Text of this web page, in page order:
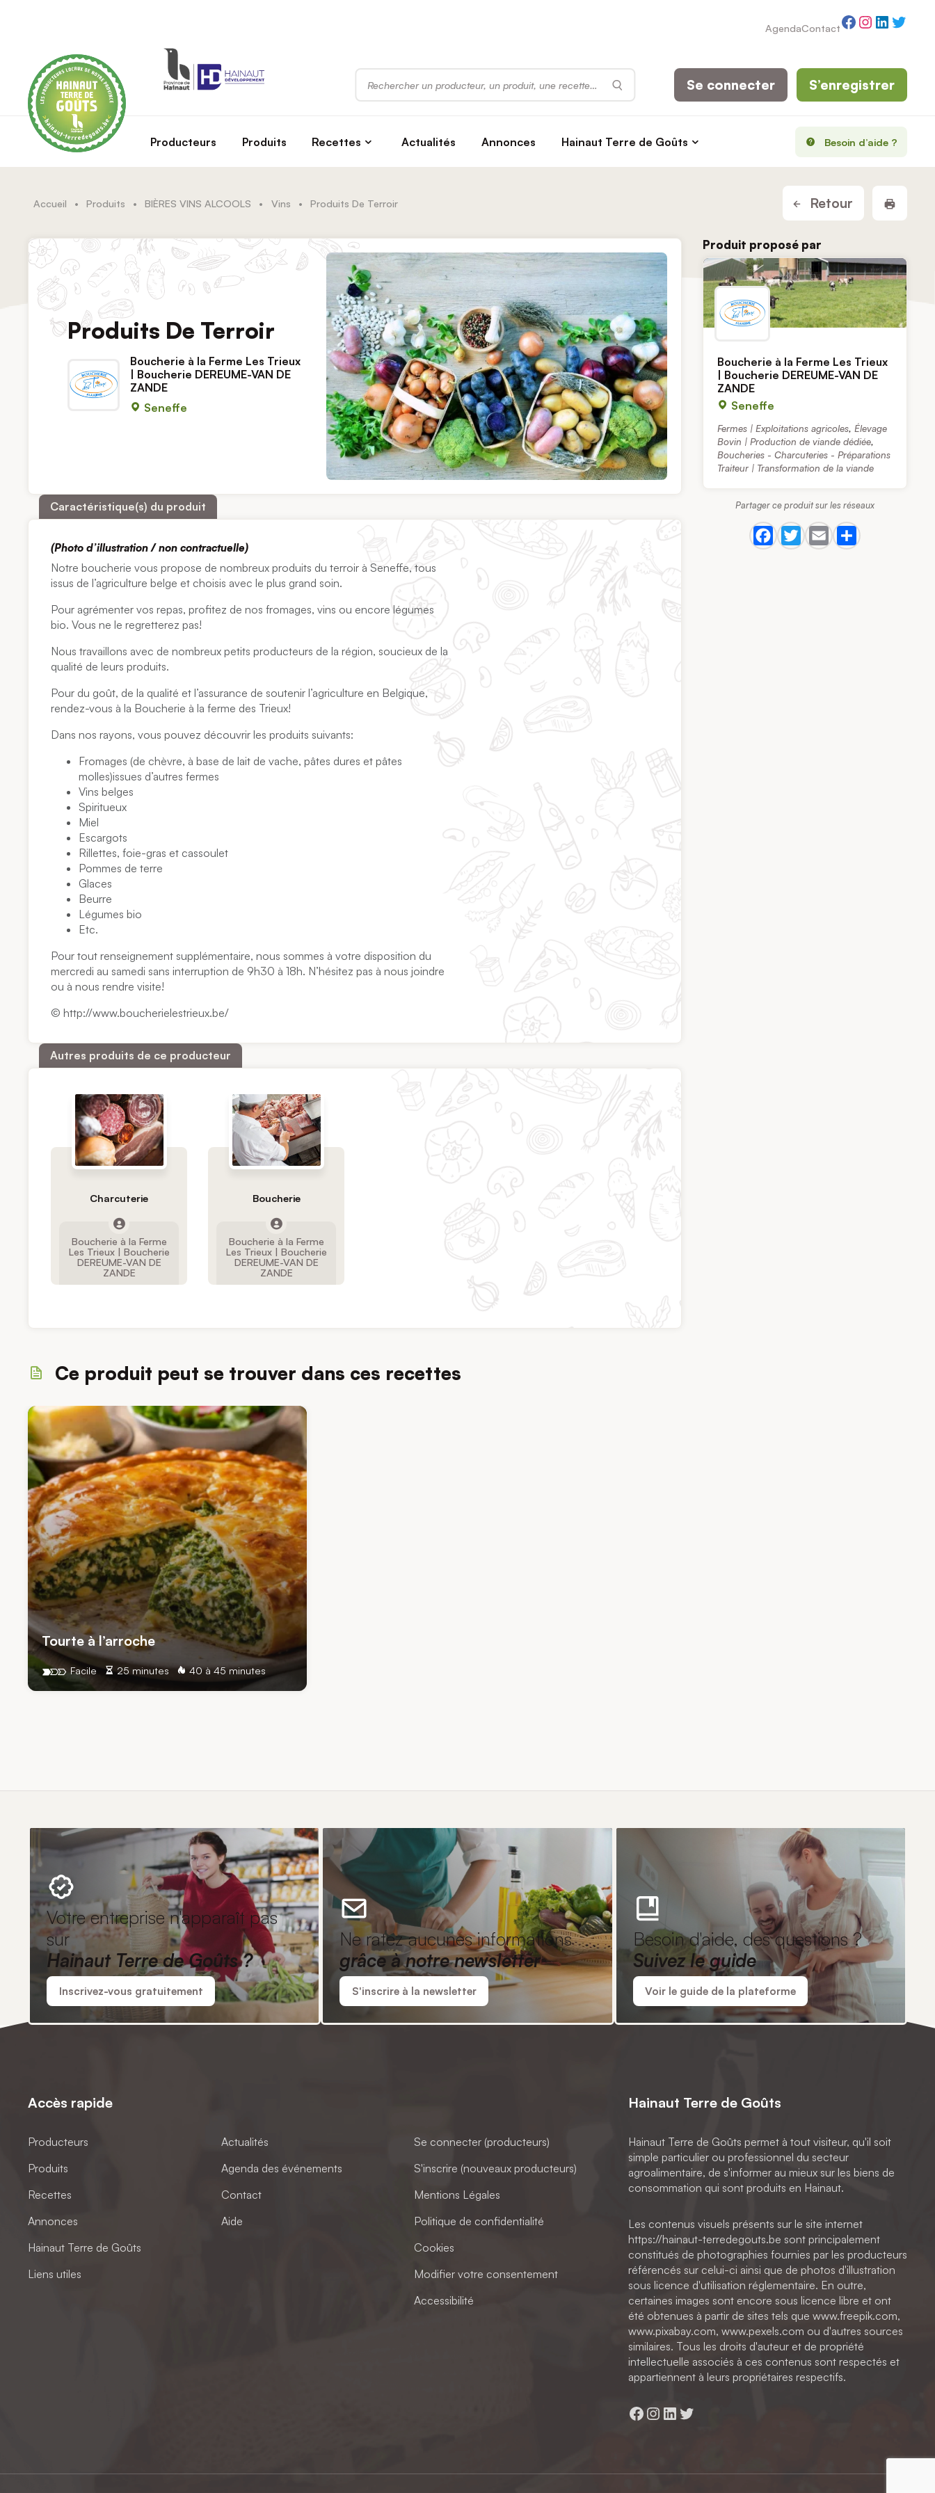
AgendaContactFacebook
Instagram
Rechercher
Producteurs Produits Recettes Actualités Annonces Hainaut Terre de Goûts Besoin d’aide ?
Se connecter S’enregistrer
Accueil • Produits • BIÈRES VINS ALCOOLS • Vins • Produits De Terroir Retour
Produits De Terroir
Boucherie à la Ferme Les Trieux
| Boucherie DEREUME-VAN DE
ZANDE
Seneffe
Caractéristique(s) du produit
(Photo d’illustration / non contractuelle)
Notre boucherie vous propose de nombreux produits du terroir à Seneffe, tous
issus de l’agriculture belge et choisis avec le plus grand soin.
Pour agrémenter vos repas, profitez de nos fromages, vins ou encore légumes
bio. Vous ne le regretterez pas!
Nous travaillons avec de nombreux petits producteurs de la région, soucieux de la
qualité de leurs produits.
Pour du goût, de la qualité et l’assurance de soutenir l’agriculture en Belgique,
rendez-vous à la Boucherie à la ferme des Trieux!
Dans nos rayons, vous pouvez découvrir les produits suivants:
Fromages (de chèvre, à base de lait de vache, pâtes dures et pâtes
molles)issues d’autres fermes
Vins belges
Spiritueux
Miel
Escargots
Rillettes, foie-gras et cassoulet
Pommes de terre
Glaces
Beurre
Légumes bio
Etc.
Pour tout renseignement supplémentaire, nous sommes à votre disposition du
mercredi au samedi sans interruption de 9h30 à 18h. N’hésitez pas à nous joindre
ou à nous rendre visite!
© http://www.boucherielestrieux.be/
Autres produits de ce producteur
Charcuterie
Boucherie à la Ferme
Les Trieux | Boucherie
DEREUME-VAN DE
ZANDE
Boucherie
Boucherie à la Ferme
Les Trieux | Boucherie
DEREUME-VAN DE
ZANDE
Produit proposé par
Boucherie à la Ferme Les Trieux
| Boucherie DEREUME-VAN DE
ZANDE
Seneffe
Fermes | Exploitations agricoles, Élevage
Bovin | Production de viande dédiée,
Boucheries - Charcuteries - Préparations
Traiteur | Transformation de la viande
Partager ce produit sur les réseaux
Ce produit peut se trouver dans ces recettes
Tourte à l’arroche
25 minutes 40 à 45 minutes
Facile
Votre entreprise n'apparaît pas
sur
Hainaut Terre de Goûts ?
Inscrivez-vous gratuitement
Ne ratez aucunes informations
grâce à notre newsletter
S'inscrire à la newsletter
Besoin d'aide, des questions ?
Suivez le guide
Voir le guide de la plateforme
Accès rapide
Producteurs
Produits
Recettes
Annonces
Hainaut Terre de Goûts
Liens utiles
Actualités
Agenda des événements
Contact
Aide
Se connecter (producteurs)
S'inscrire (nouveaux producteurs)
Mentions Légales
Politique de confidentialité
Cookies
Modifier votre consentement
Accessibilité
Hainaut Terre de Goûts
Hainaut Terre de Goûts permet à tout visiteur, qu'il soit
simple particulier ou professionnel du secteur
agroalimentaire, de s'informer au mieux sur les biens de
consommation qui sont produits en Hainaut.
Les contenus visuels présents sur le site internet
https://hainaut-terredegouts.be sont principalement
constitués de photographies fournies par les producteurs
référencés sur celui-ci ainsi que de photos d'illustration
sous licence d'utilisation réglementaire. En outre,
certaines images sont encore sous licence libre et ont
été obtenues à partir de sites tels que www.freepik.com,
www.pixabay.com, www.pexels.com ou d'autres sources
similaires. Tous les droits d'auteur et de propriété
intellectuelle associés à ces contenus sont respectés et
appartiennent à leurs propriétaires respectifs.
Facebook
Instagram
LinkedIn
Twitter